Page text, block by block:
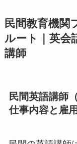
民間教育機関
ルート｜英会
講師
民間英語講師
仕事内容と雇